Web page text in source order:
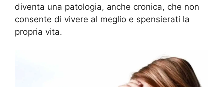
diventa una patologia, anche cronica, che non
consente di vivere al meglio e spensierati la
propria vita.